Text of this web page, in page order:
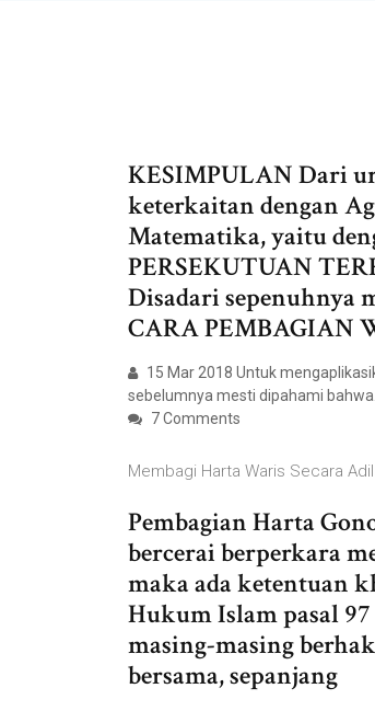
KESIMPULAN Dari
keterkaitan dengan
Matematika, yaitu
PERSEKUTUAN
Disadari sepenuhnya
CARA PEMBAGIAN
15 Mar 2018 Untuk
sebelumnya mesti dipahami bahwa.
7 Comments
Membagi Harta Waris Secara
Pembagian Harta
bercerai berperkara
maka ada ketentuan
Hukum Islam pasal
masing-masing
bersama, sepanjang